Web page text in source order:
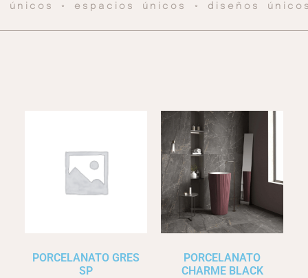
únicos ◦ espacios únicos ◦ diseños
PORCELANATO GRES
SP
PORCELANATO
CHARME BLACK